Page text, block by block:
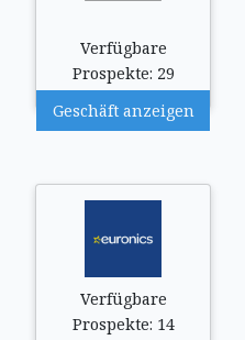
Verfügbare
Prospekte: 29
Geschäft anzeigen
Verfügbare
Prospekte: 14